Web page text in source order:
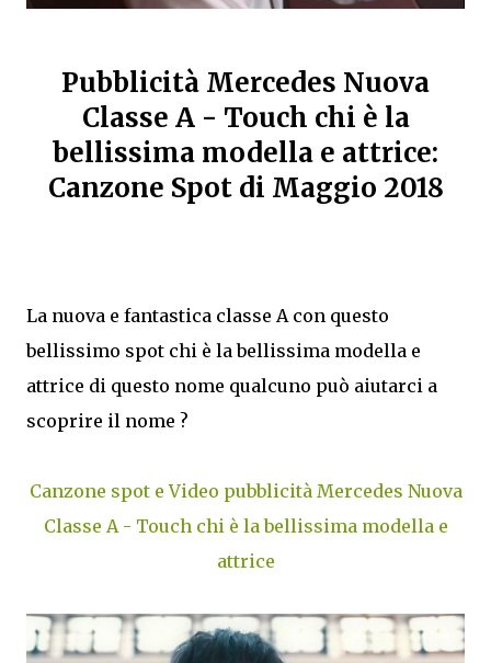
Pubblicità Mercedes Nuova
Classe A - Touch chi è la
bellissima modella e attrice:
Canzone Spot di Maggio 2018
La nuova e fantastica classe A con questo
bellissimo spot chi è la bellissima modella e
attrice di questo nome qualcuno può aiutarci a
scoprire il nome ?
Canzone spot e Video pubblicità Mercedes Nuova
Classe A - Touch chi è la bellissima modella e
attrice